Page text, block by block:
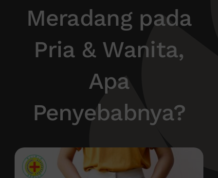
Tentang Kami
Meradang pada
Pria & Wanita,
Apa
Penyebabnya?